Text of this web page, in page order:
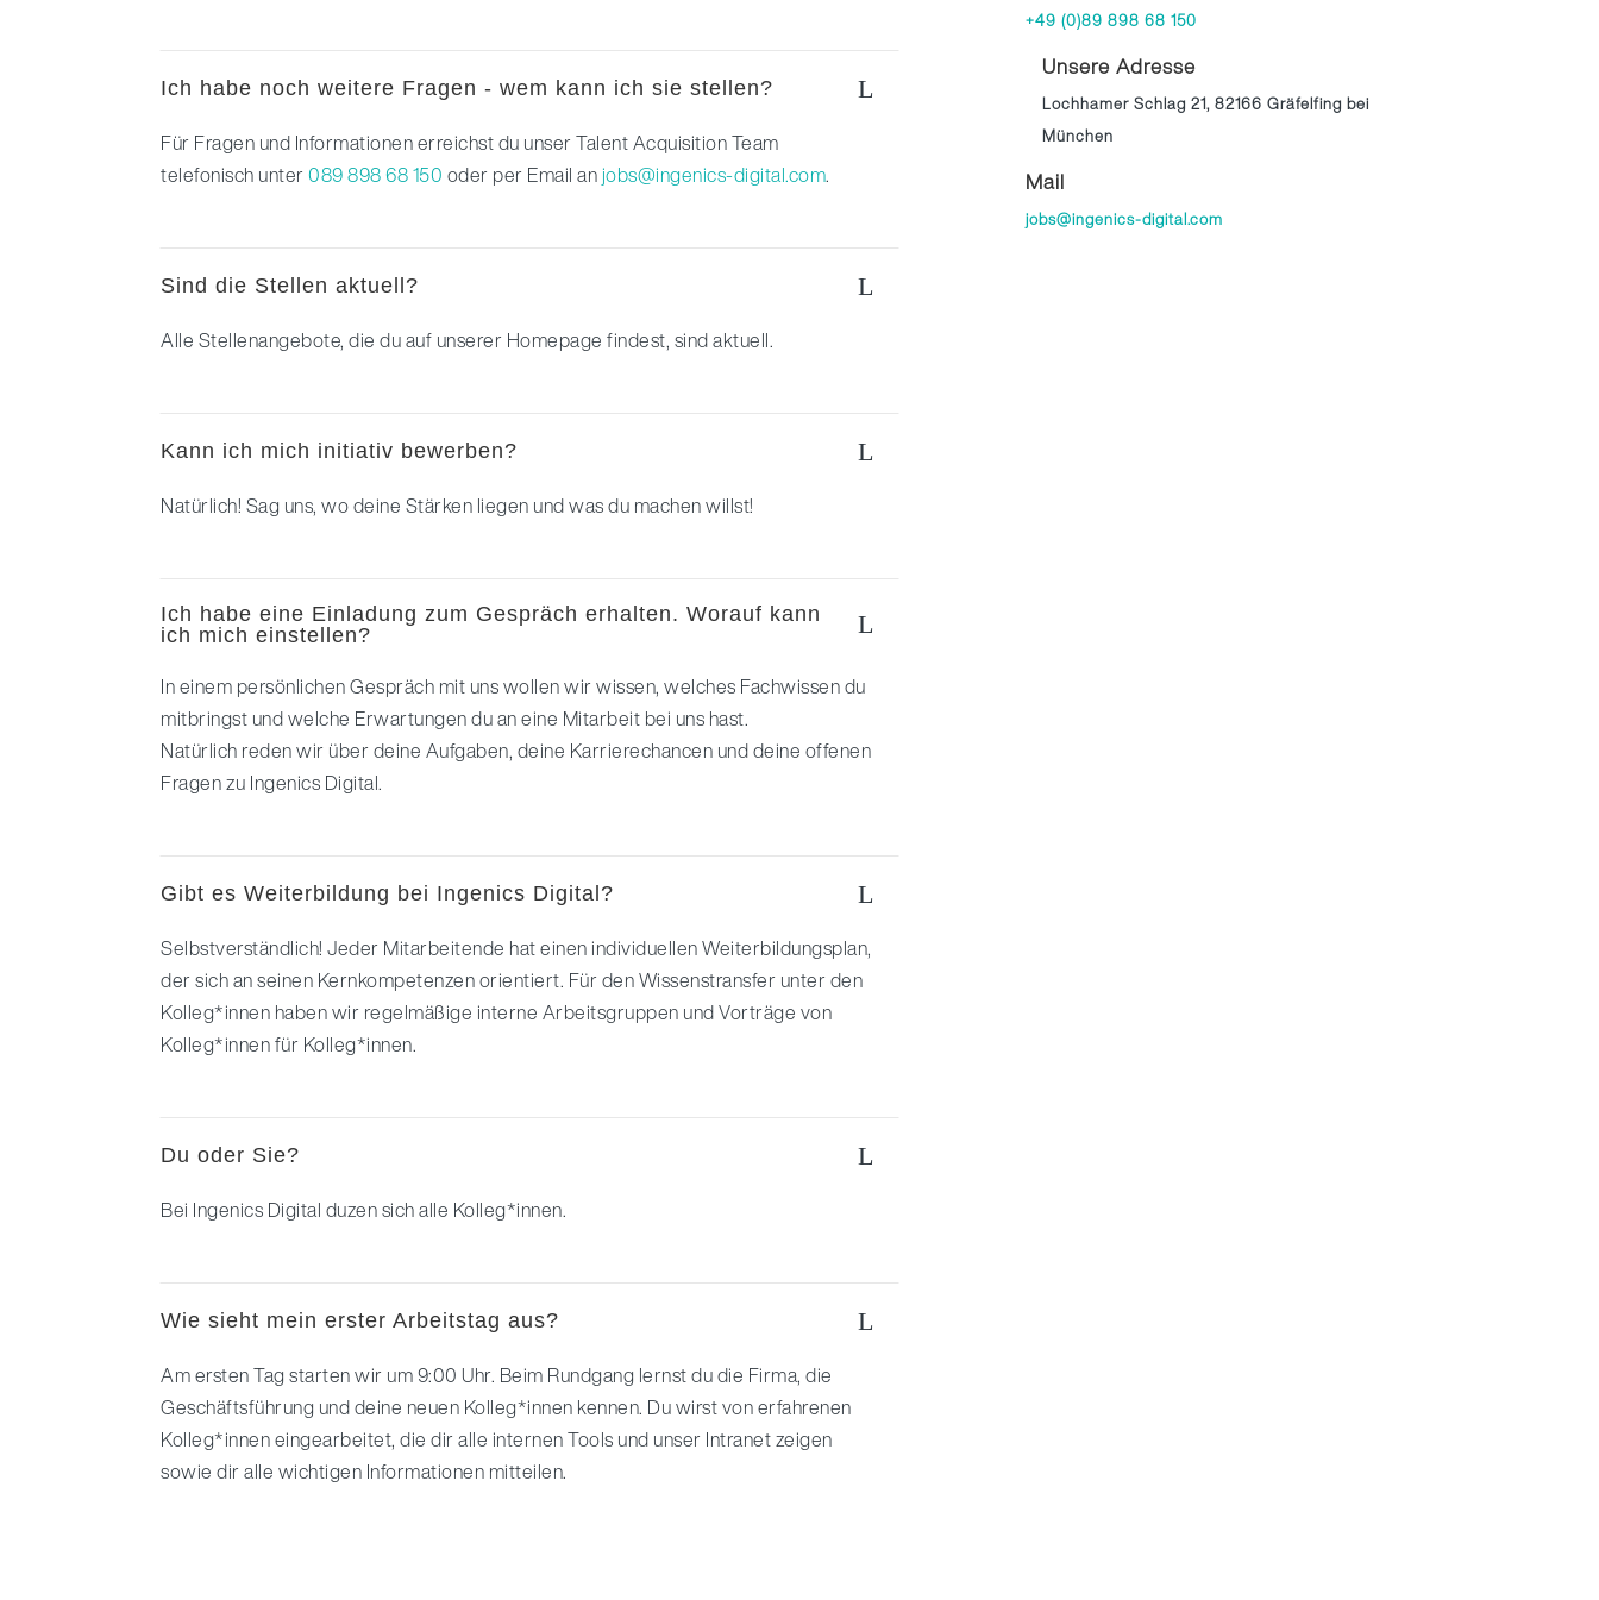
Ich habe noch weitere Fragen - wem kann ich sie stellen? L
Für Fragen und Informationen erreichst du unser Talent Acquisition Team
telefonisch unter089 898 68 150 oder per Email an jobs@ingenics-digital.com.
Sind die Stellen aktuell? L
Alle Stellenangebote, die du auf unserer Homepage findest, sind aktuell.
Kann ich mich initiativ bewerben? L
Natürlich! Sag uns, wo deine Stärken liegen und was du machen willst!
Ich habe eine Einladung zum Gespräch erhalten. Worauf kann
ich mich einstellen?
L
In einem persönlichen Gespräch mit uns wollen wir wissen, welches Fachwissen du
mitbringst und welche Erwartungen du an eine Mitarbeit bei uns hast.
Natürlich reden wir über deine Aufgaben, deine Karrierechancen und deine offenen
Fragen zu Ingenics Digital.
Gibt es Weiterbildung bei Ingenics Digital? L
Selbstverständlich! Jeder Mitarbeitende hat einen individuellen Weiterbildungsplan,
der sich an seinen Kernkompetenzen orientiert. Für den Wissenstransfer unter den
Kolleg*innen haben wir regelmäßige interne Arbeitsgruppen und Vorträge von
Kolleg*innen für Kolleg*innen.
Du oder Sie? L
Bei Ingenics Digital duzen sich alle Kolleg*innen.
Wie sieht mein erster Arbeitstag aus? L
Am ersten Tag starten wir um 9:00 Uhr. Beim Rundgang lernst du die Firma, die
Geschäftsführung und deine neuen Kolleg*innen kennen. Du wirst von erfahrenen
Kolleg*innen eingearbeitet, die dir alle internen Tools und unser Intranet zeigen
sowie dir alle wichtigen Informationen mitteilen.
+49 (0)89 898 68 150
Unsere Adresse
Lochhamer Schlag 21, 82166 Gräfelfing bei
München
Mail
jobs@ingenics-digital.com